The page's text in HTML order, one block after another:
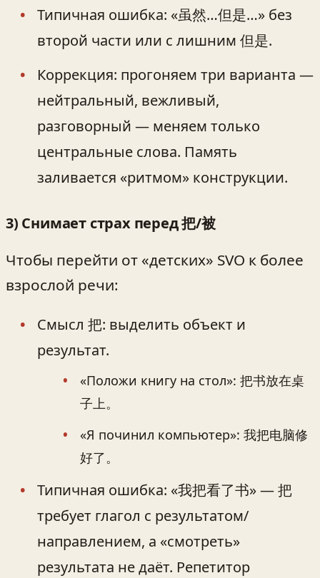
Типичная ошибка: «虽然…但是…» без
второй части или с лишним 但是.
Коррекция: прогоняем три варианта —
нейтральный, вежливый,
разговорный — меняем только
центральные слова. Память
заливается «ритмом» конструкции.
3) Снимает страх перед 把/被
Чтобы перейти от «детских» SVO к более
взрослой речи:
Смысл 把: выделить объект и
результат.
«Положи книгу на стол»: 把书放在桌
子上。
«Я починил компьютер»: 我把电脑修
好了。
Типичная ошибка: «我把看了书» — 把
требует глагол с результатом/
направлением, а «смотреть»
результата не даёт. Репетитор